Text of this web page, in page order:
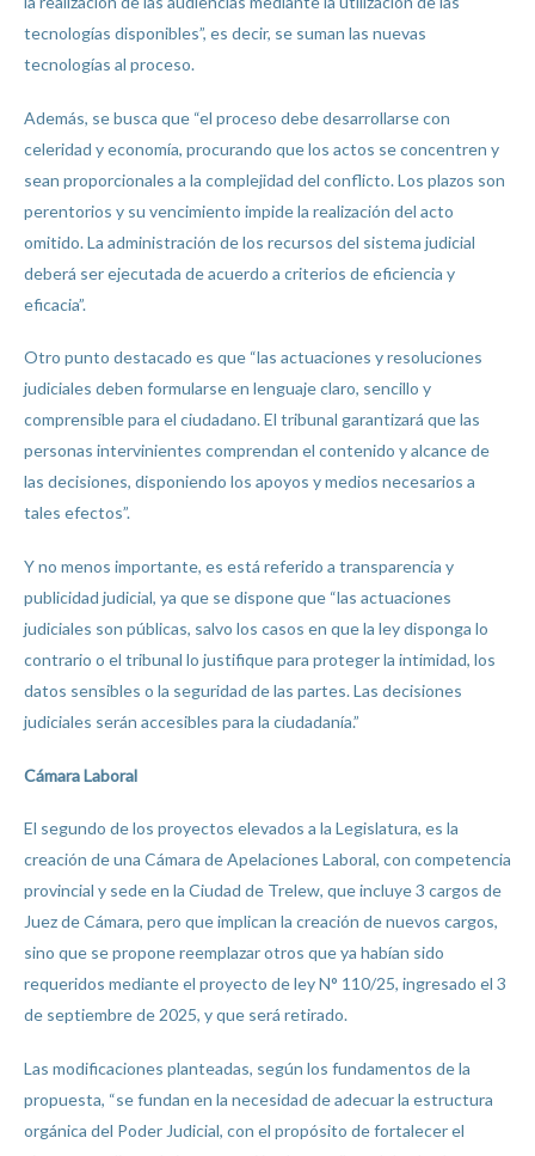
tecnologías disponibles”, es decir, se suman las nuevas
tecnologías al proceso.
Además, se busca que “el proceso debe desarrollarse con
celeridad y economía, procurando que los actos se concentren y
sean proporcionales a la complejidad del conflicto. Los plazos son
perentorios y su vencimiento impide la realización del acto
omitido. La administración de los recursos del sistema judicial
deberá ser ejecutada de acuerdo a criterios de eficiencia y
eficacia”.
Otro punto destacado es que “las actuaciones y resoluciones
judiciales deben formularse en lenguaje claro, sencillo y
comprensible para el ciudadano. El tribunal garantizará que las
personas intervinientes comprendan el contenido y alcance de
las decisiones, disponiendo los apoyos y medios necesarios a
tales efectos”.
Y no menos importante, es está referido a transparencia y
publicidad judicial, ya que se dispone que “las actuaciones
judiciales son públicas, salvo los casos en que la ley disponga lo
contrario o el tribunal lo justifique para proteger la intimidad, los
datos sensibles o la seguridad de las partes. Las decisiones
judiciales serán accesibles para la ciudadanía.”
Cámara Laboral
El segundo de los proyectos elevados a la Legislatura, es la
creación de una Cámara de Apelaciones Laboral, con competencia
provincial y sede en la Ciudad de Trelew, que incluye 3 cargos de
Juez de Cámara, pero que implican la creación de nuevos cargos,
sino que se propone reemplazar otros que ya habían sido
requeridos mediante el proyecto de ley N° 110/25, ingresado el 3
de septiembre de 2025, y que será retirado.
Las modificaciones planteadas, según los fundamentos de la
propuesta, “se fundan en la necesidad de adecuar la estructura
orgánica del Poder Judicial, con el propósito de fortalecer el